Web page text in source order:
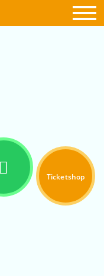
Ticketshop